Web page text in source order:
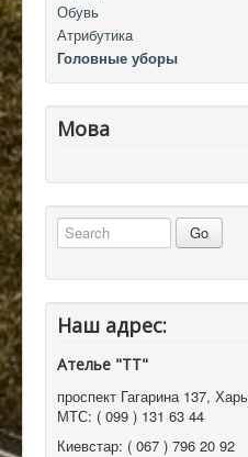
Обувь
Атрибутика
Головные уборы
Мова
Наш адрес:
Ателье "ТТ"
проспект Гагарина 137,
МТС: ( 099 ) 131 63 44
Киевстар: ( 067 ) 796 20 92